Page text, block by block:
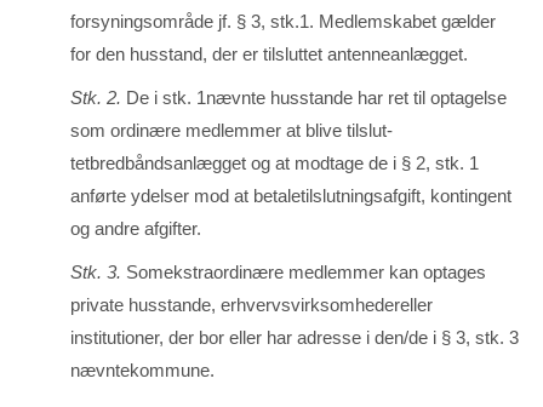
forsyningsområde jf. § 3, stk.1. Medlemskabet gælder
for den husstand, der er tilsluttet an­­tenneanlægget.
Stk. 2. De i stk. 1nævnte husstande har ret til optagelse
som ordinære medlemmer at blive tilslut­
tetbredbåndsanlægget og at modtage de i § 2, stk. 1
anførte ydelser mod at betaletilslutnings­afgift, kontingent
og andre afgifter.
Stk. 3. Somekstraordinære medlemmer kan optages
private husstande, erhvervs­virk­som­hedereller
institutioner, der bor eller har adresse i den/de i § 3, stk. 3
nævntekommune.